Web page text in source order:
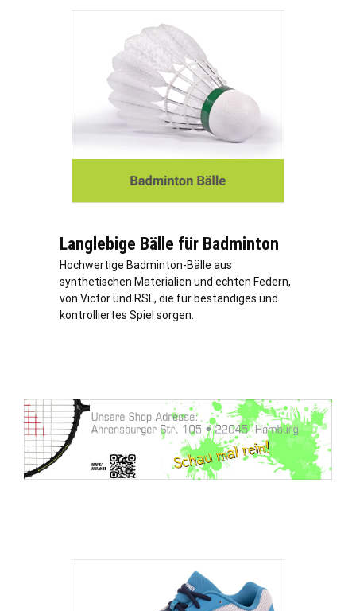
Langlebige Bälle für Badminton
Hochwertige Badminton-Bälle aus
synthetischen Materialien und echten Federn,
von Victor und RSL, die für beständiges und
kontrolliertes Spiel sorgen.